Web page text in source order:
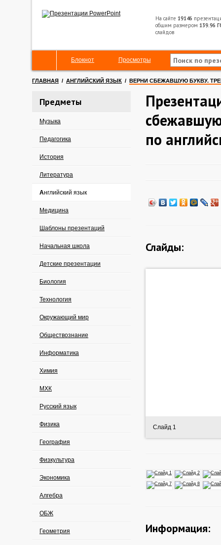
На сайте 19146
общим размером 139.96
слайдов
Блокнот Просмотры
ГЛАВНАЯ / АНГЛИЙСКИЙ ЯЗЫК / ВЕРНИ СБЕЖАВШУЮ БУКВУ.
Предметы
Музыка
Педагогика
История
Литература
Английский язык
Медицина
Шаблоны презентаций
Начальная школа
Детские презентации
Биология
Технология
Окружающий мир
Обществознание
Информатика
Химия
МХК
Русский язык
Физика
География
Физкультура
Экономика
Алгебра
ОБЖ
Геометрия
по
Слайды:
Слайд 1
Информация: